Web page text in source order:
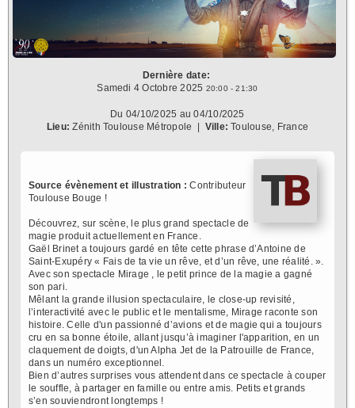
Dernière date:
Samedi 4 Octobre 2025 20:00 - 21:30
Du 04/10/2025 au 04/10/2025
Lieu: Zénith Toulouse Métropole Ville: Toulouse, France
Source évènement et illustration : Contributeur
Toulouse Bouge !
Découvrez, sur scène, le plus grand spectacle de
magie produit actuellement en France.
Gaël Brinet a toujours gardé en tête cette phrase d’Antoine de
Saint-Exupéry « Fais de ta vie un rêve, et d’un rêve, une réalité. ».
Avec son spectacle Mirage , le petit prince de la magie a gagné
son pari.
Mêlant la grande illusion spectaculaire, le close-up revisité,
l’interactivité avec le public et le mentalisme, Mirage raconte son
histoire. Celle d'un passionné d’avions et de magie qui a toujours
cru en sa bonne étoile, allant jusqu’à imaginer l'apparition, en un
claquement de doigts, d'un Alpha Jet de la Patrouille de France,
dans un numéro exceptionnel.
Bien d’autres surprises vous attendent dans ce spectacle à couper
le souffle, à partager en famille ou entre amis. Petits et grands
s’en souviendront longtemps !